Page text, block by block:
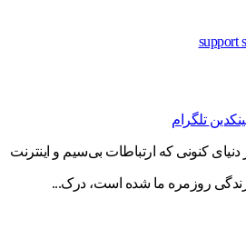
support
تلگرام
کنونی که ارتباطات بی‌سیم و اینترنت
زندگی روزمره ما شده است، درک...